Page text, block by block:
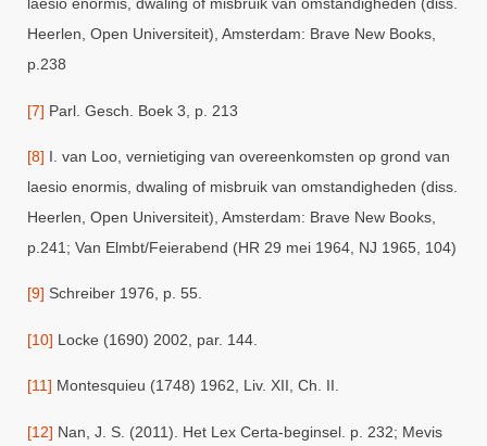
laesio enormis, dwaling of misbruik van omstandigheden (diss.
Heerlen, Open Universiteit), Amsterdam: Brave New Books,
p.238
[7] Parl. Gesch. Boek 3, p. 213
[8] I. van Loo, vernietiging van overeenkomsten op grond van
laesio enormis, dwaling of misbruik van omstandigheden (diss.
Heerlen, Open Universiteit), Amsterdam: Brave New Books,
p.241; Van Elmbt/Feierabend (HR 29 mei 1964, NJ 1965, 104)
[9] Schreiber 1976, p. 55.
[10] Locke (1690) 2002, par. 144.
[11] Montesquieu (1748) 1962, Liv. XII, Ch. II.
[12] Nan, J. S. (2011). Het Lex Certa-beginsel. p. 232; Mevis